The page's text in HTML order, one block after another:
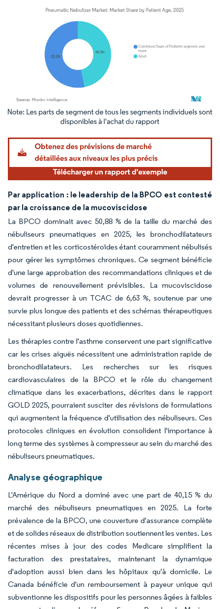
Image © Mordor Intelligence. La réutilisation nécessite une attribution sous CC BY
Par application : le leadership de la BPCO est contesté
par la croissance de la mucoviscidose
La BPCO dominait avec 50,88 % de la taille du marché des
nébuliseurs pneumatiques en 2025, les bronchodilatateurs
d'entretien et les corticostéroïdes étant couramment nébulisés
pour gérer les symptômes chroniques. Ce segment bénéficie
d'une large approbation des recommandations cliniques et de
volumes de renouvellement prévisibles. La mucoviscidose
devrait progresser à un TCAC de 6,63 %, soutenue par une
survie plus longue des patients et des schémas thérapeutiques
nécessitant plusieurs doses quotidiennes.
Les thérapies contre l'asthme conservent une part significative
car les crises aiguës nécessitent une administration rapide de
bronchodilatateurs. Les recherches sur les risques
cardiovasculaires de la BPCO et le rôle du changement
climatique dans les exacerbations, décrites dans le rapport
GOLD 2025, pourraient susciter des révisions de formulations
qui augmentent la fréquence d'utilisation des nébuliseurs. Ces
protocoles cliniques en évolution consolident l'importance à
long terme des systèmes à compresseur au sein du marché des
nébuliseurs pneumatiques.
Analyse géographique
L'Amérique du Nord a dominé avec une part de 40,15 % du
marché des nébuliseurs pneumatiques en 2025. La forte
prévalence de la BPCO, une couverture d'assurance complète
et de solides réseaux de distribution soutiennent les ventes. Les
récentes mises à jour des codes Medicare simplifient la
facturation des prestataires, maintenant la dynamique
d'adoption aussi bien dans les hôpitaux qu'à domicile. Le
Canada bénéficie d'un remboursement à payeur unique qui
subventionne les dispositifs pour les personnes âgées à faibles